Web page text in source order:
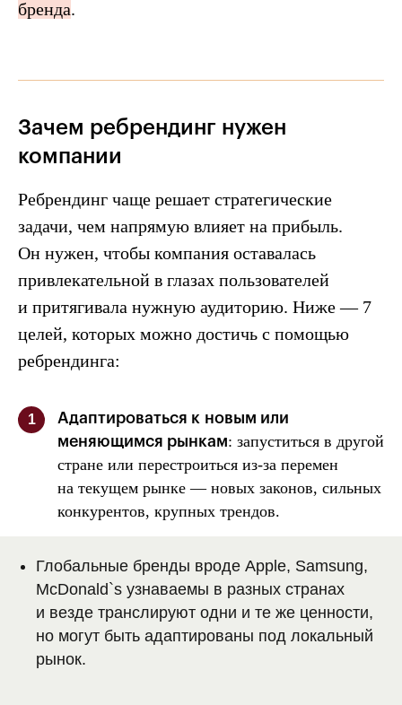
бренда.
Зачем ребрендинг нужен
компании
Ребрендинг чаще решает стратегические
задачи, чем напрямую влияет на прибыль.
Он нужен, чтобы компания оставалась
привлекательной в глазах пользователей
и притягивала нужную аудиторию. Ниже — 7
целей, которых можно достичь с помощью
ребрендинга:
1
Адаптироваться к новым или
меняющимся рынкам: запуститься в другой
стране или перестроиться из-за перемен
на текущем рынке — новых законов, сильных
конкурентов, крупных трендов.
Глобальные бренды вроде Apple, Samsung,
McDonald`s узнаваемы в разных странах
и везде транслируют одни и те же ценности,
но могут быть адаптированы под локальный
рынок.